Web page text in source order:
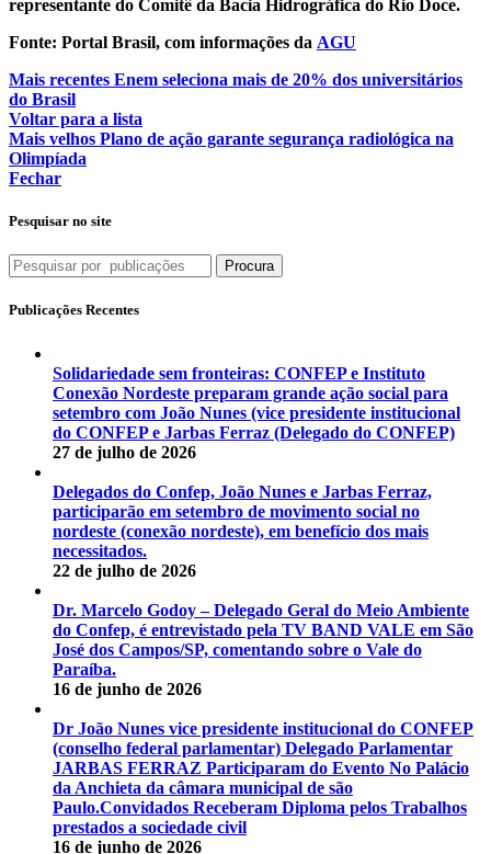
representante do Comitê da Bacia Hidrográfica do Rio Doce.
Fonte: Portal Brasil, com informações da AGU
Mais recentes Enem seleciona mais de 20% dos universitários
do Brasil
Voltar para a lista
Mais velhos Plano de ação garante segurança radiológica na
Olimpíada
Fechar
Pesquisar no site
Procura
Publicações Recentes
Solidariedade sem fronteiras: CONFEP e Instituto
Conexão Nordeste preparam grande ação social para
setembro com João Nunes (vice presidente institucional
do CONFEP e Jarbas Ferraz (Delegado do CONFEP)
27 de julho de 2026
Delegados do Confep, João Nunes e Jarbas Ferraz,
participarão em setembro de movimento social no
nordeste (conexão nordeste), em benefício dos mais
necessitados.
22 de julho de 2026
Dr. Marcelo Godoy – Delegado Geral do Meio Ambiente
do Confep, é entrevistado pela TV BAND VALE em São
José dos Campos/SP, comentando sobre o Vale do
Paraíba.
16 de junho de 2026
Dr João Nunes vice presidente institucional do CONFEP
(conselho federal parlamentar) Delegado Parlamentar
JARBAS FERRAZ Participaram do Evento No Palácio
da Anchieta da câmara municipal de são
Paulo.Convidados Receberam Diploma pelos Trabalhos
prestados a sociedade civil
16 de junho de 2026